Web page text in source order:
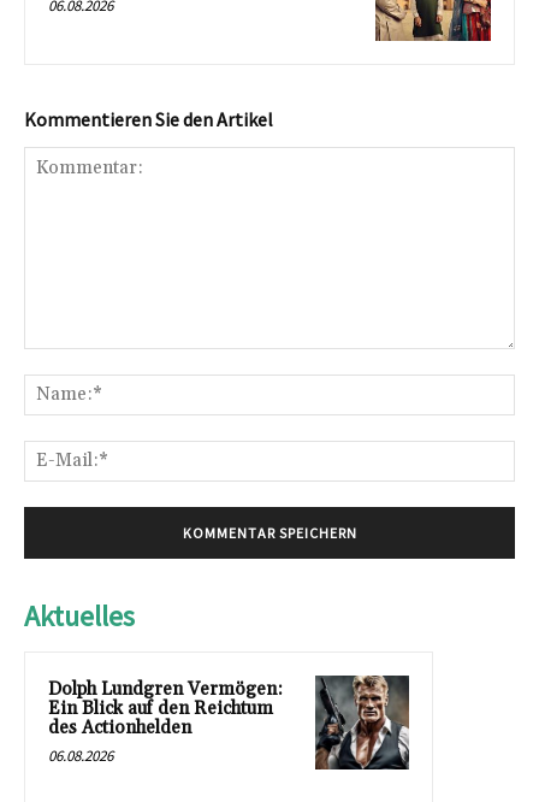
06.08.2026
Kommentieren Sie den Artikel
Aktuelles
Dolph Lundgren Vermögen:
Ein Blick auf den Reichtum
des Actionhelden
06.08.2026